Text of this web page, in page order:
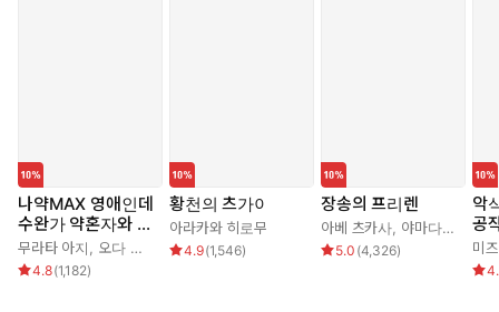
나약MAX 영애인데
수완가 약혼자와 내
기를 하고 말았다
무라타 아지, 오다 히로
4.8(1,182)
황천의 츠가이
아라카와 히로무
4.9(1,546)
장송의 프리렌
아베 츠카사, 야마다 카네히토
5.0 (4,326)
악
공
가
다
미